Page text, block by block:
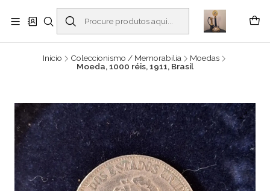
Buscantiguidades - Leilões. Colecionismo e antiguidades em Viana do
Castelo -
Ler mais
Início Coleccionismo / Memorabilia
Moedas
Moeda, 1000 réis, 1911, Brasil